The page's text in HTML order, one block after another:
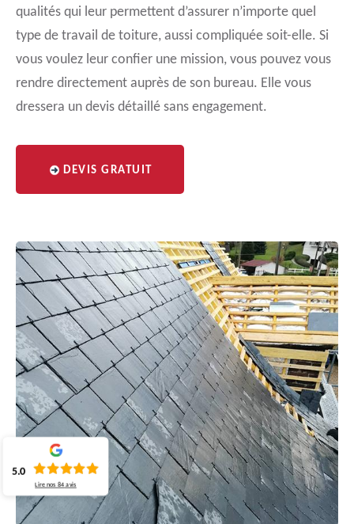
qualités qui leur permettent d’assurer n’importe quel
type de travail de toiture, aussi compliquée soit-elle. Si
vous voulez leur confier une mission, vous pouvez vous
rendre directement auprès de son bureau. Elle vous
dressera un devis détaillé sans engagement.
DEVIS GRATUIT
5.0
Lire nos84 avis